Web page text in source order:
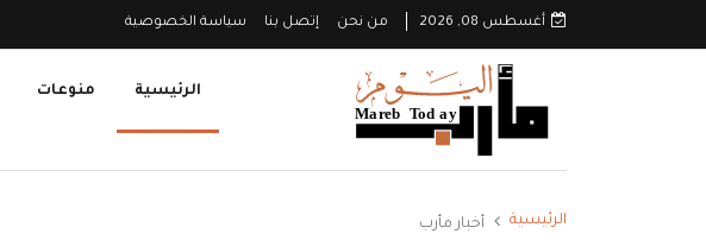
أغسطس 08, 2026 من نحن إتصل بنا سياسة الخصوصية
الرئيسية منوعات
الرئيسية أخبار مأرب